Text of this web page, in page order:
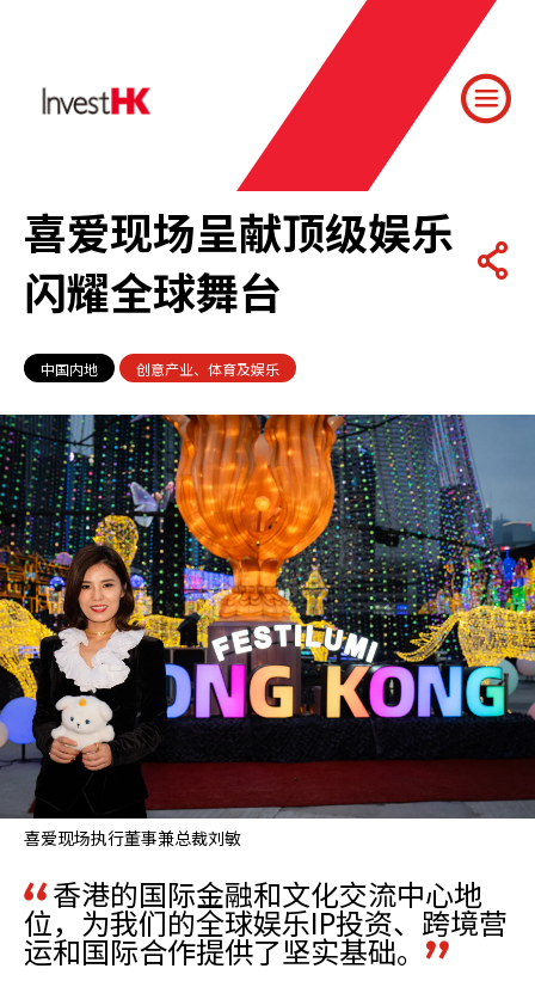
喜爱现场呈献顶级娱乐
闪耀全球舞台
中国内地 创意产业、体育及娱乐
喜爱现场执行董事兼总裁刘敏
香港的国际金融和文化交流中心地
位，为我们的全球娱乐IP投资、跨境营
运和国际合作提供了坚实基础。